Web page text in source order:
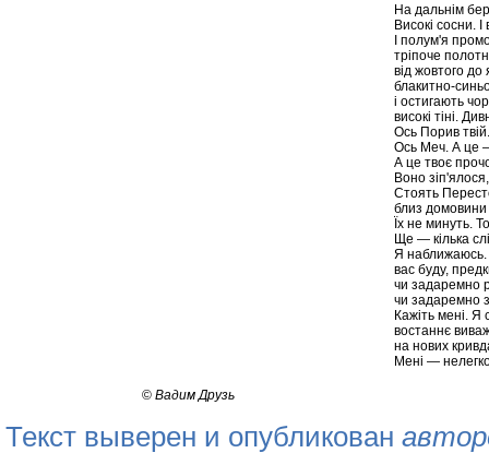
На дальнім
Високі сосни. І
І полум'я
тріпоче
від жовтого до
блакитно-
і остигають
високі тіні.
Ось Порив
Ось Меч. А це
А це твоє
Воно
Стоять
близ
Їх не минуть.
Ще — кілька
Я наближаюсь.
вас буду,
чи задаремно
чи задаремно
Кажіть мені. Я
востаннє
на нових
Мені —
© Вадим Друзь
Текст выверен и опубликован